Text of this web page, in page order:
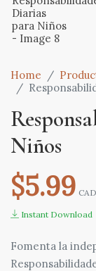
Home
Niños
$5.99 CAD
Instant Download
Fomenta la